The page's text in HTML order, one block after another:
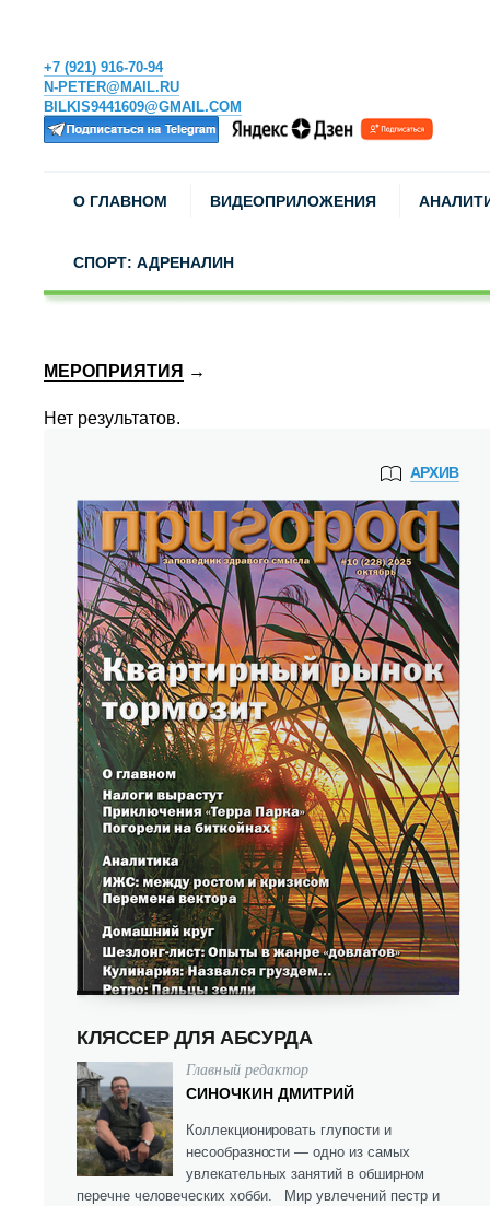
+7 (921) 916-70-94
N-PETER@MAIL.RU
BILKIS9441609@GMAIL.COM
О ГЛАВНОМ ВИДЕОПРИЛОЖЕНИЯ
СПОРТ: АДРЕНАЛИН
МЕРОПРИЯТИЯ →
Нет результатов.
АРХИВ
КЛЯССЕР ДЛЯ АБСУРДА
Главный редактор
СИНОЧКИН ДМИТРИЙ
Коллекционировать глупости и
несообразности — одно из самых
увлекательных занятий в обширном
перечне человеческих хобби. Мир увлечений пестр и